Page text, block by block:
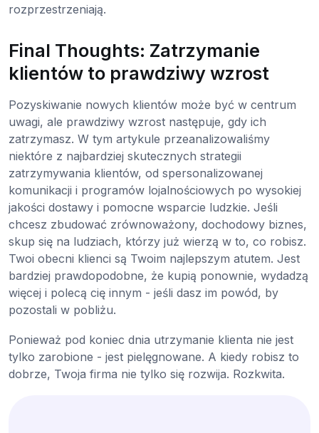
rozprzestrzeniają.
Final Thoughts: Zatrzymanie
klientów to prawdziwy wzrost
Pozyskiwanie nowych klientów może być w centrum
uwagi, ale prawdziwy wzrost następuje, gdy ich
zatrzymasz. W tym artykule przeanalizowaliśmy
niektóre z najbardziej skutecznych strategii
zatrzymywania klientów, od spersonalizowanej
komunikacji i programów lojalnościowych po wysokiej
jakości dostawy i pomocne wsparcie ludzkie. Jeśli
chcesz zbudować zrównoważony, dochodowy biznes,
skup się na ludziach, którzy już wierzą w to, co robisz.
Twoi obecni klienci są Twoim najlepszym atutem. Jest
bardziej prawdopodobne, że kupią ponownie, wydadzą
więcej i polecą cię innym - jeśli dasz im powód, by
pozostali w pobliżu.
Ponieważ pod koniec dnia utrzymanie klienta nie jest
tylko zarobione - jest pielęgnowane. A kiedy robisz to
dobrze, Twoja firma nie tylko się rozwija. Rozkwita.